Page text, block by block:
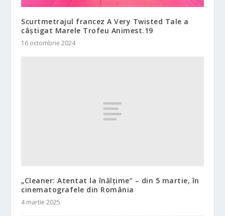
Scurtmetrajul francez A Very Twisted Tale a
câștigat Marele Trofeu Animest.19
16 octombrie 2024
„Cleaner: Atentat la înălțime” – din 5 martie, în
cinematografele din România
4 martie 2025